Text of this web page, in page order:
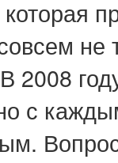
не
2008
с